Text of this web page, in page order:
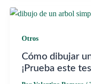
Otros
Cómo dibujar
¡Prueba este